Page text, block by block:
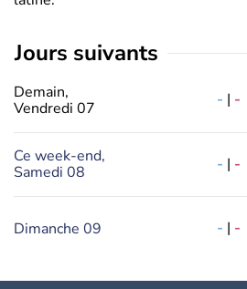
jours suivants
Demain,
Vendredi 07
- | -
Ce week-end,
Samedi 08
- | -
Dimanche 09 - | -